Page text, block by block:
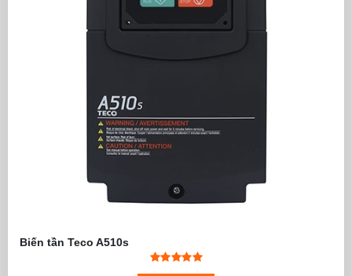
Biến tần Teco A510s